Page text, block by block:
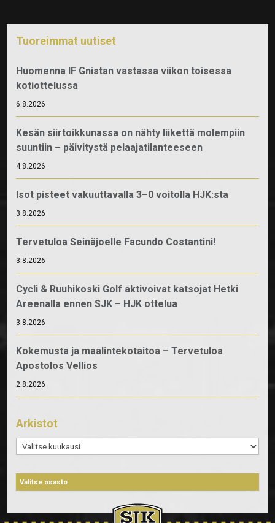
Tuoreimmat uutiset
Huomenna IF Gnistan vastassa viikon toisessa
kotiottelussa
6.8.2026
Kesän siirtoikkunassa on nähty liikettä molempiin
suuntiin – päivitystä pelaajatilanteeseen
4.8.2026
Isot pisteet vakuuttavalla 3–0 voitolla HJK:sta
3.8.2026
Tervetuloa Seinäjoelle Facundo Costantini!
3.8.2026
Cycli & Ruuhikoski Golf aktivoivat katsojat Hetki
Areenalla ennen SJK – HJK ottelua
3.8.2026
Kokemusta ja maalintekotaitoa – Tervetuloa
Apostolos Vellios
2.8.2026
Arkistot
Arkistot